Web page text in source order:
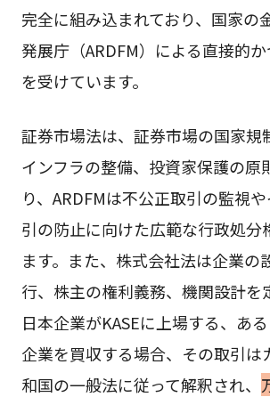
完全に組み込まれており、国家の
発展庁（ARDFM）による直接的
を受けています。
証券市場法は、証券市場の国家規
インフラの整備、投資家保護の原
り、ARDFMは不公正取引の監視
引の防止に向けた広範な行政処分
ます。また、株式会社法は企業の
行、株主の権利義務、機関設計を
日本企業がKASEに上場する、あ
企業を買収する場合、その取引は
和国の一般法に従って解釈され、